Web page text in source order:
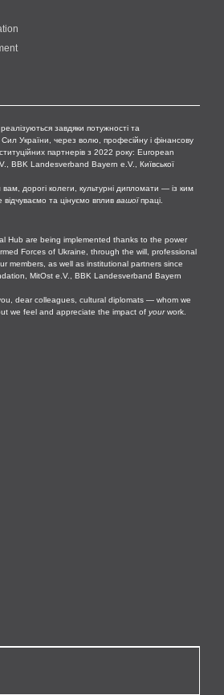
завдяки потужності та
України, через волю, професійну і фінансову
партнерів з 2022 року: European
BBK Landesverband Bayern e.V., Київської
вам, дорогі колеги, культурні дипломати — із ким
та цінуємо вплив вашоїпраці.
Hub are being implemented thanks to the power
Forces of Ukraine, through the will, professional
members, as well as institutional partners since
MitOst e.V., BBK Landesverband Bayern
dear colleagues, cultural diplomats — whom we
we feel and appreciate the impact of yourwork.